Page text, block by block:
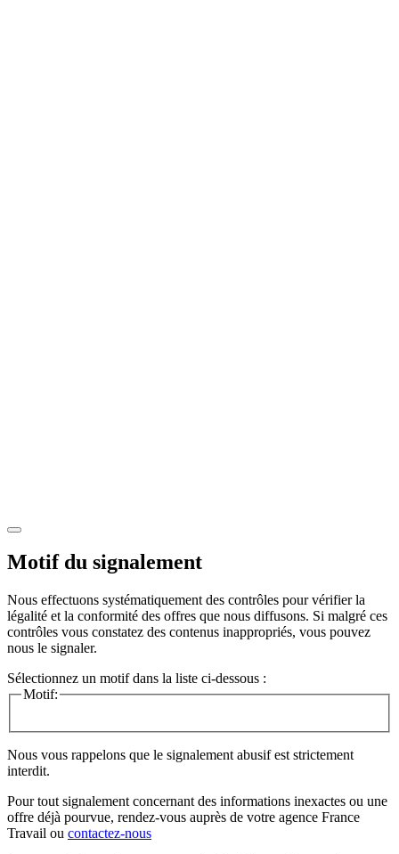
Motif du signalement
Nous effectuons systématiquement des contrôles pour vérifier la
légalité et la conformité des offres que nous diffusons. Si malgré ces
contrôles vous constatez des contenus inappropriés, vous pouvez
nous le signaler.
Sélectionnez un motif dans la liste ci-dessous :
Motif:
Nous vous rappelons que le signalement abusif est strictement
interdit.
Pour tout signalement concernant des informations inexactes ou une
offre déjà pourvue, rendez-vous auprès de votre agence France
Travail ou contactez-nous